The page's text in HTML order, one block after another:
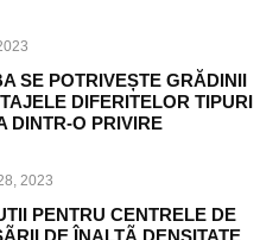
SE POTRIVEȘTE GRĂDINII
DIFERITELOR TIPURI
DINTR-O PRIVIRE
2023
PENTRU CENTRELE DE
DE ÎNALTÃ DENSITATE